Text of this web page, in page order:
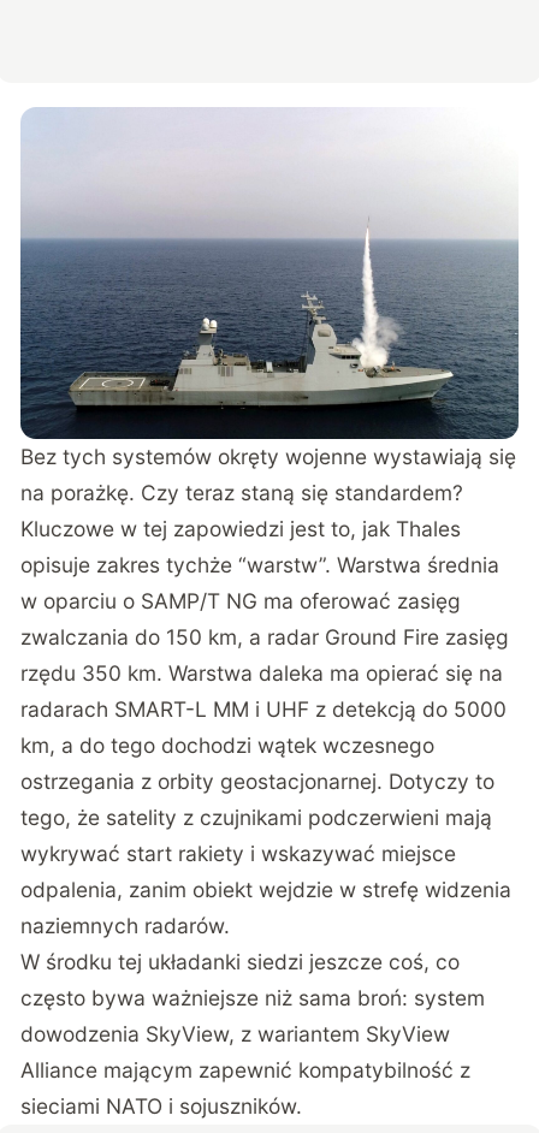
Bez tych systemów okręty wojenne wystawiają się
na porażkę. Czy teraz staną się standardem?
Kluczowe w tej zapowiedzi jest to, jak Thales
opisuje zakres tychże “warstw”. Warstwa średnia
w oparciu o SAMP/T NG ma oferować zasięg
zwalczania do 150 km, a radar Ground Fire zasięg
rzędu 350 km. Warstwa daleka ma opierać się na
radarach SMART-L MM i UHF z detekcją do 5000
km, a do tego dochodzi wątek wczesnego
ostrzegania z orbity geostacjonarnej. Dotyczy to
tego, że satelity z czujnikami podczerwieni mają
wykrywać start rakiety i wskazywać miejsce
odpalenia, zanim obiekt wejdzie w strefę widzenia
naziemnych radarów.
W środku tej układanki siedzi jeszcze coś, co
często bywa ważniejsze niż sama broń: system
dowodzenia SkyView, z wariantem SkyView
Alliance mającym zapewnić kompatybilność z
sieciami NATO i sojuszników.